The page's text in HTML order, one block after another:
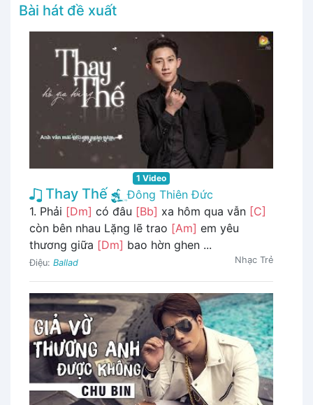
Bài hát đề xuất
1 Video
Thay Thế
Đông Thiên Đức
1. Phải [Dm] có đâu [Bb] xa hôm qua vẫn [C]
còn bên nhau Lặng lẽ trao [Am] em yêu
thương giữa [Dm] bao hờn ghen ...
Điệu: Ballad Nhạc Trẻ